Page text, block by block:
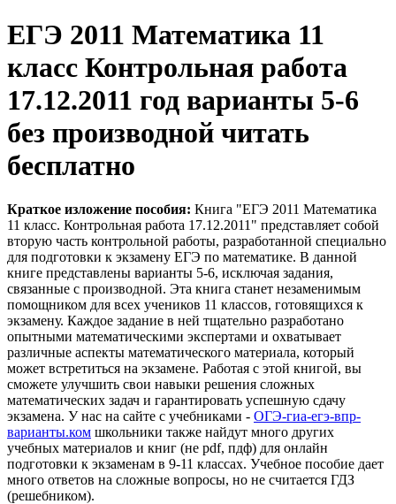
ЕГЭ 2011 Математика 11
класс Контрольная работа
17.12.2011 год варианты 5-6
без производной читать
бесплатно
Краткое изложение пособия: Книга "ЕГЭ 2011 Математика
11 класс. Контрольная работа 17.12.2011" представляет собой
вторую часть контрольной работы, разработанной специально
для подготовки к экзамену ЕГЭ по математике. В данной
книге представлены варианты 5-6, исключая задания,
связанные с производной. Эта книга станет незаменимым
помощником для всех учеников 11 классов, готовящихся к
экзамену. Каждое задание в ней тщательно разработано
опытными математическими экспертами и охватывает
различные аспекты математического материала, который
может встретиться на экзамене. Работая с этой книгой, вы
сможете улучшить свои навыки решения сложных
математических задач и гарантировать успешную сдачу
экзамена. У нас на сайте с учебниками - ОГЭ-гиа-егэ-впр-
варианты.ком школьники также найдут много других
учебных материалов и книг (не pdf, пдф) для онлайн
подготовки к экзаменам в 9-11 классах. Учебное пособие дает
много ответов на сложные вопросы, но не считается ГДЗ
(решебником).